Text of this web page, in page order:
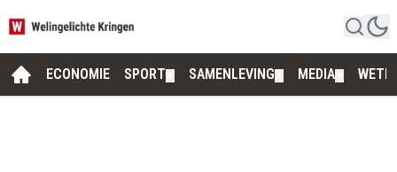
ECONOMIE SPORT SAMENLEVING MEDIA